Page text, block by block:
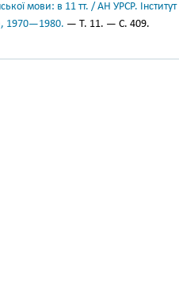
мови: в 11 тт. / АН УРСР.
1970—1980. — Т. 11. — С. 409.